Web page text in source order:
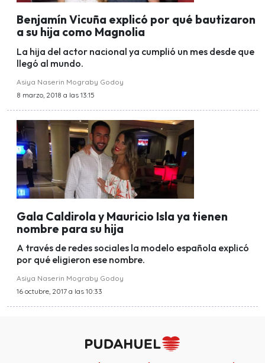
Benjamín Vicuña explicó por qué bautizaron
a su hija como Magnolia
La hija del actor nacional ya cumplió un mes desde que
llegó al mundo.
Asiya Naserin Mograby Godoy
8 marzo, 2018 a las 13:15
Gala Caldirola y Mauricio Isla ya tienen
nombre para su hija
A través de redes sociales la modelo española explicó
por qué eligieron ese nombre.
Asiya Naserin Mograby Godoy
16 octubre, 2017 a las 10:33